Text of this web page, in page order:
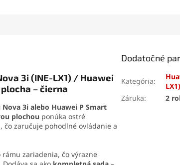
prísavku
jednoduchú manipuláciu.
3i (INE-LX1) / Huawei
– čierna
3i alebo Huawei P Smart
plochou ponúka ostré
čo zaručuje pohodlné ovládanie a
zariadenia, čo výrazne
Dodatočné
Kategória:
LX1)
Záruka: 2